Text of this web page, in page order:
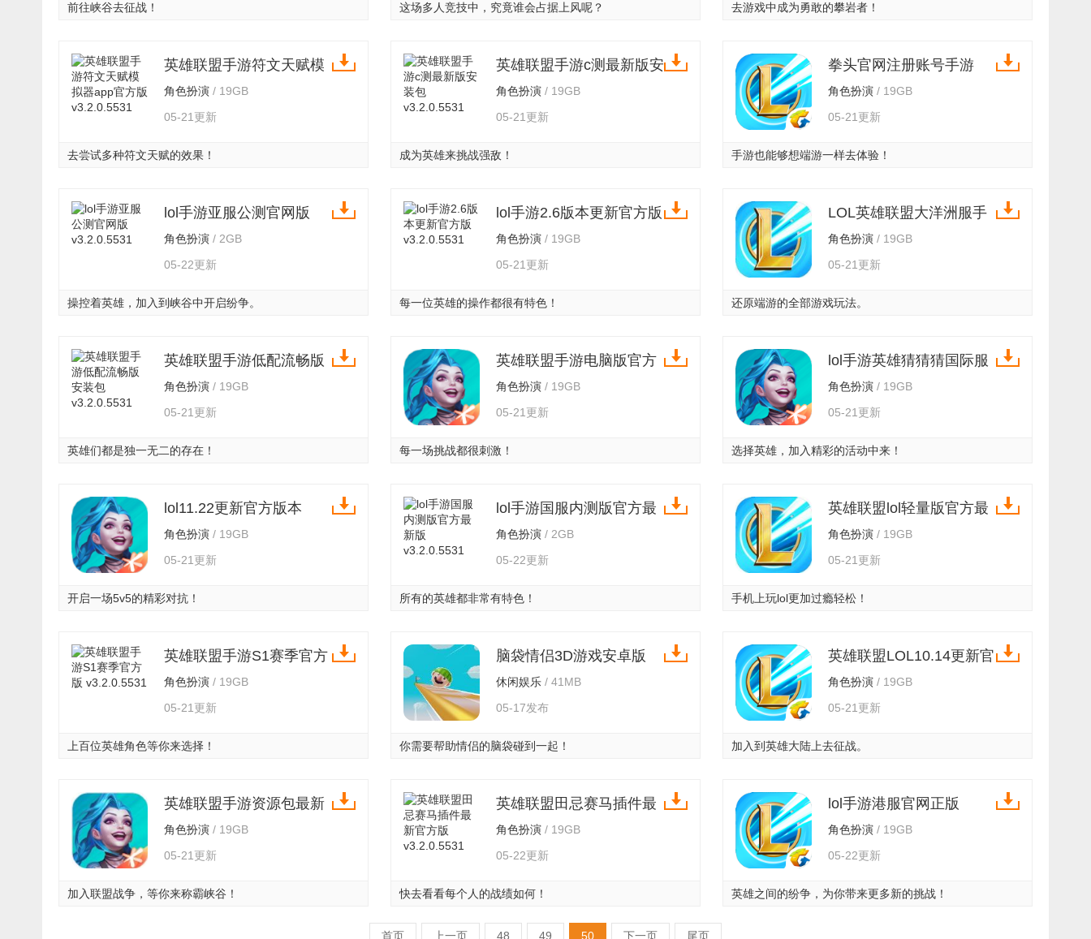
前往峡谷去征战！ 这场多人竞技中，究竟谁会占据上风呢？ 去游戏中成为勇敢的攀岩者！
英雄联盟手游符文天赋模
拟器app官方版 v3.2.0.5531
角色扮演 / 19GB
05-21更新
去尝试多种符文天赋的效果！
英雄联盟手游c测最新版安
装包 v3.2.0.5531
角色扮演 / 19GB
05-21更新
成为英雄来挑战强敌！
拳头官网注册账号手游
v3.2.0.5531
角色扮演 / 19GB
05-21更新
手游也能够想端游一样去体验！
lol手游亚服公测官网版
v3.2.0.5531
角色扮演 / 2GB
05-22更新
操控着英雄，加入到峡谷中开启纷争。
lol手游2.6版本更新官方版
v3.2.0.5531
角色扮演 / 19GB
05-21更新
每一位英雄的操作都很有特色！
LOL英雄联盟大洋洲服手
游 v3.2.0.5531
角色扮演 / 19GB
05-21更新
还原端游的全部游戏玩法。
英雄联盟手游低配流畅版
安装包 v3.2.0.5531
角色扮演 / 19GB
05-21更新
英雄们都是独一无二的存在！
英雄联盟手游电脑版官方
下载安装 v3.2.0.5531
角色扮演 / 19GB
05-21更新
每一场挑战都很刺激！
lol手游英雄猜猜猜国际服
最新版 v3.2.0.5531
角色扮演 / 19GB
05-21更新
选择英雄，加入精彩的活动中来！
lol11.22更新官方版本
v3.2.0.5531
角色扮演 / 19GB
05-21更新
开启一场5v5的精彩对抗！
lol手游国服内测版官方最
新版 v3.2.0.5531
角色扮演 / 2GB
05-22更新
所有的英雄都非常有特色！
英雄联盟lol轻量版官方最
新版 v3.2.0.5531
角色扮演 / 19GB
05-21更新
手机上玩lol更加过瘾轻松！
英雄联盟手游S1赛季官方
版 v3.2.0.5531
角色扮演 / 19GB
05-21更新
上百位英雄角色等你来选择！
脑袋情侣3D游戏安卓版
（Head Roll） v1
休闲娱乐 / 41MB
05-17发布
你需要帮助情侣的脑袋碰到一起！
英雄联盟LOL10.14更新官
方正版 v3.2.0.5531
角色扮演 / 19GB
05-21更新
加入到英雄大陆上去征战。
英雄联盟手游资源包最新
版 v3.2.0.5531
角色扮演 / 19GB
05-21更新
加入联盟战争，等你来称霸峡谷！
英雄联盟田忌赛马插件最
新官方版 v3.2.0.5531
角色扮演 / 19GB
05-22更新
快去看看每个人的战绩如何！
lol手游港服官网正版
v3.2.0.5531
角色扮演 / 19GB
05-22更新
英雄之间的纷争，为你带来更多新的挑战！
首页 上一页 48 49 50 下一页 尾页